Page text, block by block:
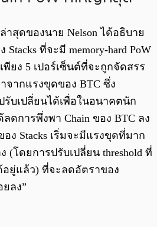
าสุดของนาย Nelson ได้อธิบาย
Stacks ที่จะมี memory-hard PoW
พียง 5 เปอร์เซ็นต์ที่จะถูกจัดสรร
จากแรงขุดของ BTC ซึ่ง
บเปลี่ยนได้เพื่อในอนาคตนัก
ดการพึ่งพา Chain ของ BTC ลง
อง Stacks เริ่มจะมีแรงขุดที่มาก
โดยการปรับเปลี่ยน threshold ที่
อยู่แล้ว) ที่จะลดอัตราของ
ลง”